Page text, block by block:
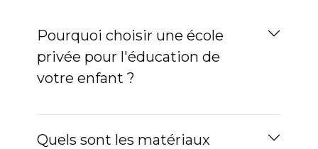
Pourquoi choisir une école
privée pour l'éducation de
votre enfant ?
Quels sont les matériaux